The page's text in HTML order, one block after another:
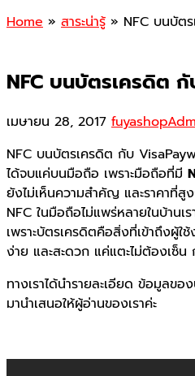
Home » สาระน่ารู้ » NFC บนบัต
NFC บนบัตรเครดิต
เมษายน 28, 2017
NFC บนบัตรเครดิต กับ
ได้จบแค่บนมือถือ เพราะมือถือที่มี
ยังไม่เห็นความสำคัญ และราคาที่สู
NFC ในมือถือไม่แพร่หลายในบ้าน
เพราะบัตรเครดิตคือสิ่งที่เข้าถึงผู้ใ
ง่าย และสะดวก แค่แตะไม่ต้องเซ็น
ทางเราได้นำรายละเอียด ข้อมูลข
มานำเสนอให้ผู้อ่านของเราค่ะ